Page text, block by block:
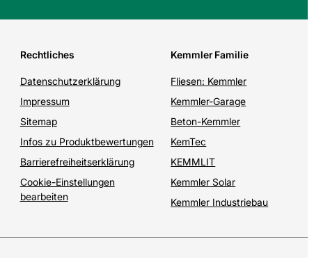
Rechtliches
Datenschutzerklärung
Impressum
Sitemap
Infos zu Produktbewertungen
Barrierefreiheitserklärung
Cookie-Einstellungen
bearbeiten
Kemmler Familie
Fliesen: Kemmler
Kemmler-Garage
Beton-Kemmler
KemTec
KEMMLIT
Kemmler Solar
Kemmler Industriebau